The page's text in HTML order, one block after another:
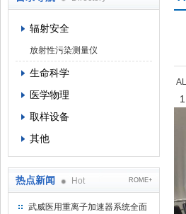
辐射安全
放射性污染测量仪
生命科学
医学物理
取样设备
其他
热点新闻 Hot ROME+
武威医用重离子加速器系统全面